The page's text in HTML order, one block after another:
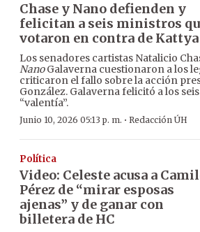
Chase y Nano defienden y
felicitan a seis ministros
votaron en contra de Kattya
Los senadores cartistas Natalicio
NanoGalaverna cuestionaron a los
criticaron el fallo sobre la acción
González. Galaverna felicitó a los
“valentía”.
Junio 10, 2026 05:13 p. m. · Redacción ÚH
Política
Video: Celeste acusa a
Pérez de “mirar esposas
ajenas” y de ganar con
billetera de HC